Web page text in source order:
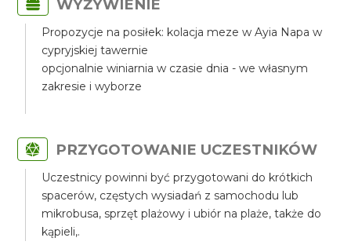
WYŻYWIENIE
Propozycje na posiłek: kolacja meze w Ayia Napa w
cypryjskiej tawernie
opcjonalnie winiarnia w czasie dnia - we własnym
zakresie i wyborze
PRZYGOTOWANIE UCZESTNIKÓW
Uczestnicy powinni być przygotowani do krótkich
spacerów, częstych wysiadań z samochodu lub
mikrobusa, sprzęt plażowy i ubiór na plaże, także do
kąpieli,.